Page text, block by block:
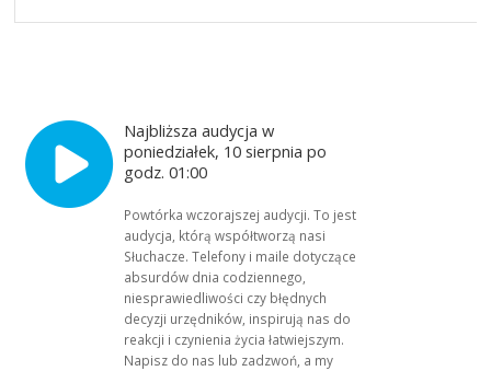
Najbliższa audycja w
poniedziałek, 10 sierpnia po
godz. 01:00
Powtórka wczorajszej audycji. To jest
audycja, którą współtworzą nasi
Słuchacze. Telefony i maile dotyczące
absurdów dnia codziennego,
niesprawiedliwości czy błędnych
decyzji urzędników, inspirują nas do
reakcji i czynienia życia łatwiejszym.
Napisz do nas lub zadzwoń, a my